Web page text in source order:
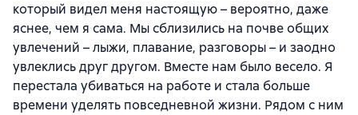
который видел меня настоящую – вероятно, даже
яснее, чем я сама. Мы сблизились на почве общих
увлечений – лыжи, плавание, разговоры – и заодно
увлеклись друг другом. Вместе нам было весело. Я
перестала убиваться на работе и стала больше
времени уделять повседневной жизни. Рядом с ним